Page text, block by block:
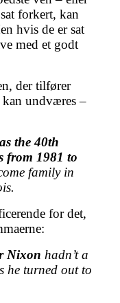
forkert, kan
hvis de er sat
med et godt
der tilfører
undværes –
the40th
from 1981 to
family in
for det,
Nixon hadn’t a
he turned out to